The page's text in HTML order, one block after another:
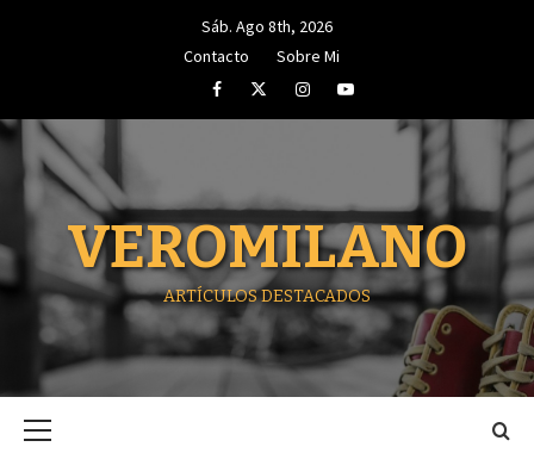
Sáb. Ago 8th, 2026
Contacto
Sobre Mi
FacebookTwitterInstagramYoutube
VEROMILANO
ARTÍCULOS DESTACADOS